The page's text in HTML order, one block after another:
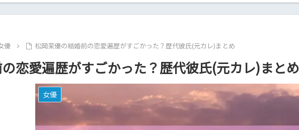
優 松岡茉優の結婚前の恋愛遍歴がすごかった？歴代彼氏(元カレ)まとめ
恋愛遍歴がすごかった？歴代彼氏(元カレ)まとめ
女優